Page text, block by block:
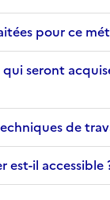
pour ce
seront
de
est-il accessible